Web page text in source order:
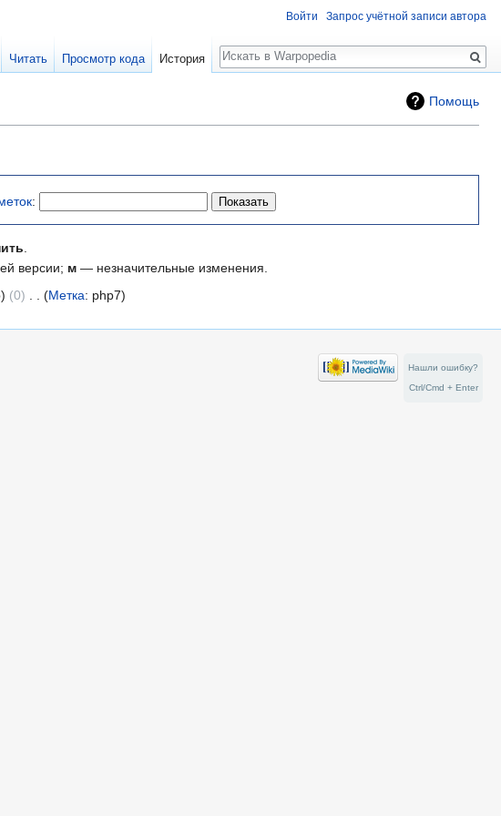
Помощь
:
версии; м — незначительные изменения.
0 Метка: php7
Войти Запрос учётной записи автора
Читать Просмотр кода История
Поиск
Нашли ошибку?
Ctrl/Cmd + Enter